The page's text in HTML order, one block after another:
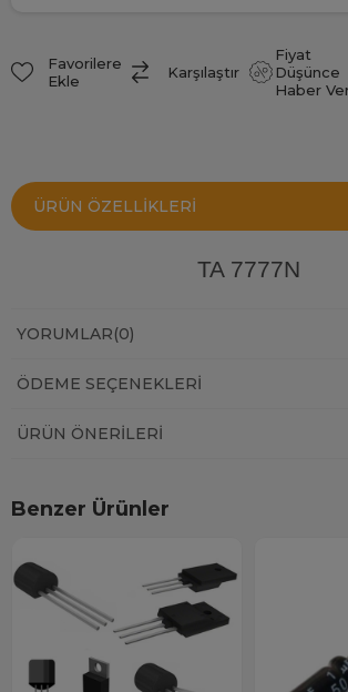
Favorilere
Ekle
Karşılaştır
Fiyat
Düşünce
Haber
ÜRÜN ÖZELLIKLERI
TA 7777N
YORUMLAR(0)
ÖDEME SEÇENEKLERI
ÜRÜN ÖNERILERI
Benzer Ürünler